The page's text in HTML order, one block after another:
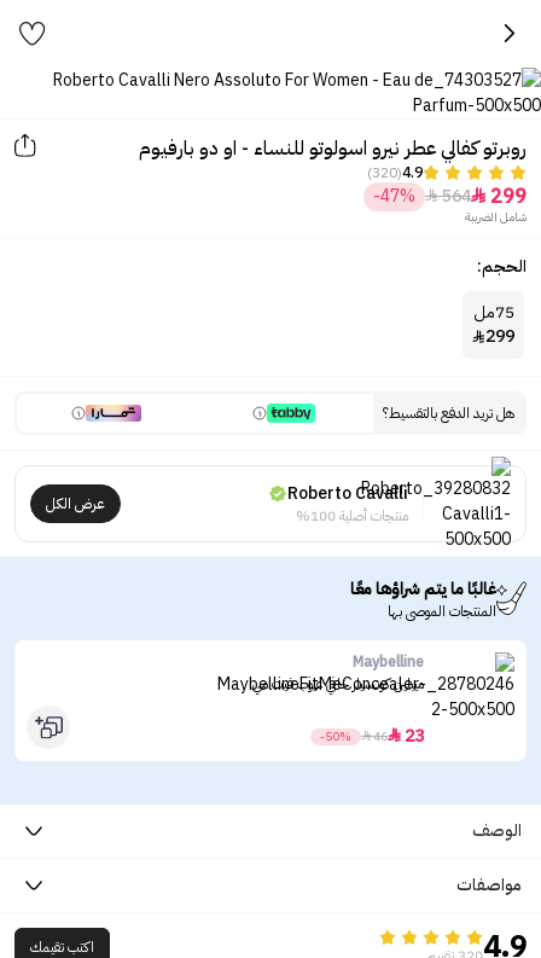
روبرتو كفالي عطر نيرو اسولوتو للنساء - او دو بارفيوم
4.9
(320)
299

564

-47%
شامل الضريبة
الحجم:
75مل
299

هل تريد الدفع بالتقسيط؟
Roberto Cavalli
منتجات أصلية 100%
عرض الكل
غالبًا ما يتم شراؤها معًا
المنتجات الموصى بها
Maybelline
ميبلين كونسيلر خافي عيوب فيت مي
23

46

-50%
الوصف
مواصفات
4.9 اكتب تقيمك